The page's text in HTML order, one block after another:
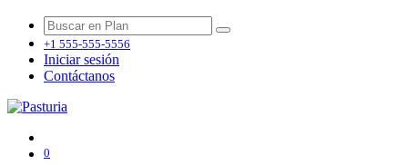
+1 555-555-5556
Iniciar sesión
Contáctanos
0